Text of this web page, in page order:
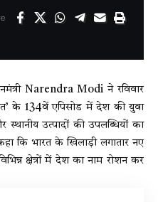
Narendra Modi ने रविवार
के 134वें एपिसोड में देश की युवा
स्थानीय उत्पादों की उपलब्धियों का
कि भारत के खिलाड़ी लगातार नए
क्षेत्रों में देश का नाम रोशन कर